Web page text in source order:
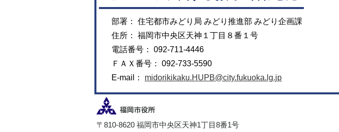
部署： 住宅都市みどり局 みどり推進部 みどり企画課
住所： 福岡市中央区天神１丁目８番１号
電話番号： 092-711-4446
ＦＡＸ番号： 092-733-5590
E-mail： midorikikaku.HUPB@city.fukuoka.lg.jp
〒810-8620 福岡市中央区天神1丁目8番1号